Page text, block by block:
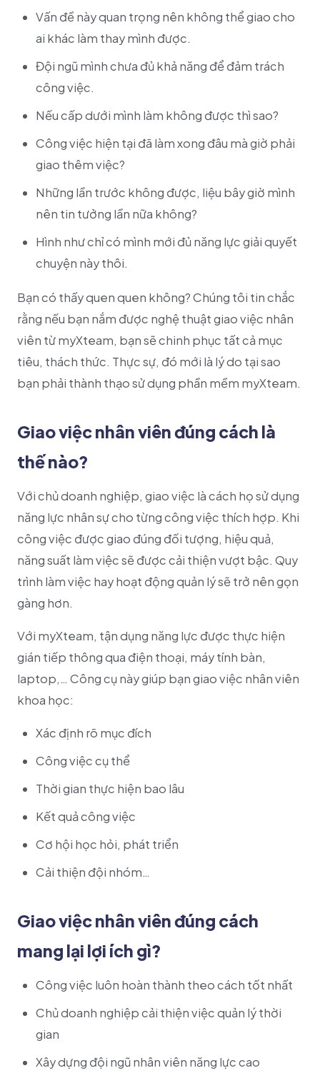
Vấn đề này quan trọng nên không thể giao cho
ai khác làm thay mình được.
Đội ngũ mình chưa đủ khả năng để đảm trách
công việc.
Nếu cấp dưới mình làm không được thì sao?
Công việc hiện tại đã làm xong đâu mà giờ phải
giao thêm việc?
Những lần trước không được, liệu bây giờ mình
nên tin tưởng lần nữa không?
Hình như chỉ có mình mới đủ năng lực giải quyết
chuyện này thôi.
Bạn có thấy quen quen không? Chúng tôi tin chắc
rằng nếu bạn nắm được nghệ thuật giao việc nhân
viên từ myXteam, bạn sẽ chinh phục tất cả mục
tiêu, thách thức. Thực sự, đó mới là lý do tại sao
bạn phải thành thạo sử dụng phần mềm myXteam.
Giao việc nhân viên đúng cách là
thế nào?
Với chủ doanh nghiệp, giao việc là cách họ sử dụng
năng lực nhân sự cho từng công việc thích hợp. Khi
công việc được giao đúng đối tượng, hiệu quả,
năng suất làm việc sẽ được cải thiện vượt bậc. Quy
trình làm việc hay hoạt động quản lý sẽ trở nên gọn
gàng hơn.
Với myXteam, tận dụng năng lực được thực hiện
gián tiếp thông qua điện thoại, máy tính bàn,
laptop,… Công cụ này giúp bạn giao việc nhân viên
khoa học:
Xác định rõ mục đích
Công việc cụ thể
Thời gian thực hiện bao lâu
Kết quả công việc
Cơ hội học hỏi, phát triển
Cải thiện đội nhóm…
Giao việc nhân viên đúng cách
mang lại lợi ích gì?
Công việc luôn hoàn thành theo cách tốt nhất
Chủ doanh nghiệp cải thiện việc quản lý thời
gian
Xây dựng đội ngũ nhân viên năng lực cao